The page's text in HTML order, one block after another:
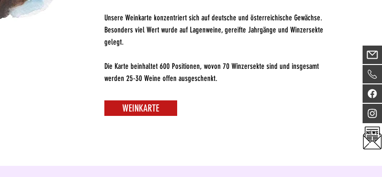
Unsere Weinkarte konzentriert sich auf deutsche und österreichische Gewächse.
Besonders viel Wert wurde auf Lagenweine, gereifte Jahrgänge und Winzersekte
gelegt.
Die Karte beinhaltet 600 Positionen, wovon 70 Winzersekte sind und insgesamt
werden 25-30 Weine offen ausgeschenkt.
WEINKARTE